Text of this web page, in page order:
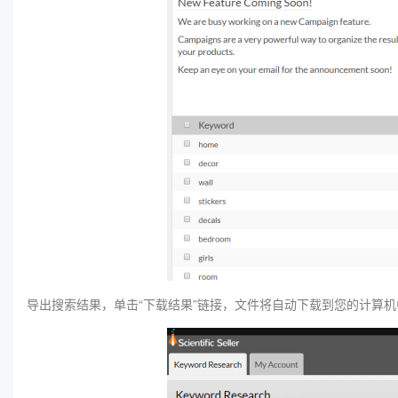
导出搜索结果，单击“下载结果”链接，文件将自动下载到您的计算